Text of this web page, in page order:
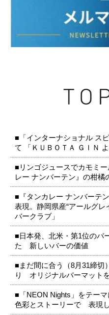
■「インターナショナル ス
て 「ＫＵＢＯＴＡ ＧＩＮ
■リンゴジュースでカモミ
レー ナンバーテン』の柑橘
■『タンカレー ナンバーテ
表現。静岡県産“アールグレ
バークラブ」
■日本発、北米・第1位の
た 新しいバーの価値
■まだ間に合う（8月31締
り オリジナルバーマット
■「NEON Nights」をテー
色彩とストーリーで 表現